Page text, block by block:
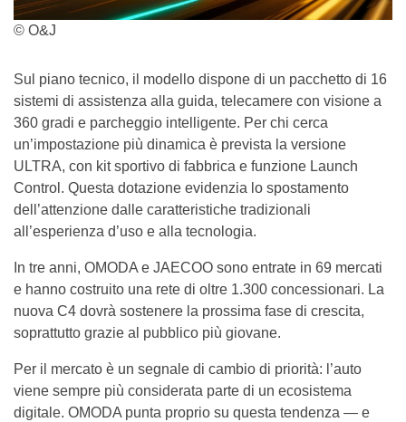
© O&J
Sul piano tecnico, il modello dispone di un pacchetto di 16
sistemi di assistenza alla guida, telecamere con visione a
360 gradi e parcheggio intelligente. Per chi cerca
un’impostazione più dinamica è prevista la versione
ULTRA, con kit sportivo di fabbrica e funzione Launch
Control. Questa dotazione evidenzia lo spostamento
dell’attenzione dalle caratteristiche tradizionali
all’esperienza d’uso e alla tecnologia.
In tre anni, OMODA e JAECOO sono entrate in 69 mercati
e hanno costruito una rete di oltre 1.300 concessionari. La
nuova C4 dovrà sostenere la prossima fase di crescita,
soprattutto grazie al pubblico più giovane.
Per il mercato è un segnale di cambio di priorità: l’auto
viene sempre più considerata parte di un ecosistema
digitale. OMODA punta proprio su questa tendenza — e